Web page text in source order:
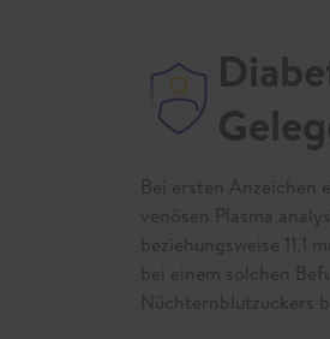
Bei ersten Anzeichen
venösen Plasma
beziehungsweise
bei einem solchen
Nüchternblutzuckers